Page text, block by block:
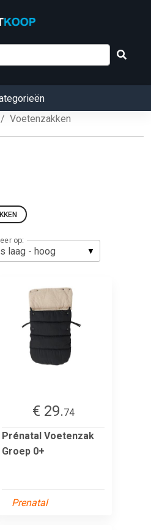
Voetenzakken
op:
€ 29.74
Prénatal Voetenzak
Groep 0+
Prenatal